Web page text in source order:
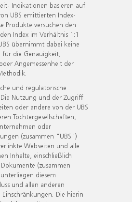
Indikationen basieren auf
UBS emittierten Index-
Produkte versuchen den
Index im Verhältnis 1:1
übernimmt dabei keine
für die Genauigkeit,
Angemessenheit der
und regulatorische
Nutzung und der Zugriff
oder andere von der UBS
Tochtergesellschaften,
oder
(zusammen "UBS")
Webseiten und alle
Inhalte, einschließlich
(zusammen
diesem
und allen anderen
Die hierin